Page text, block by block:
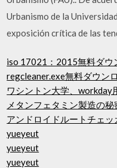
Urbanismo de la
exposición crítica de las
iso 17021：2015無料ダウ
regcleaner.exe無料ダウン
ワシントン大学、workday
メタンフェタミン製造の
アンドロイドルートチェ
yueyeut
yueyeut
yueyeut